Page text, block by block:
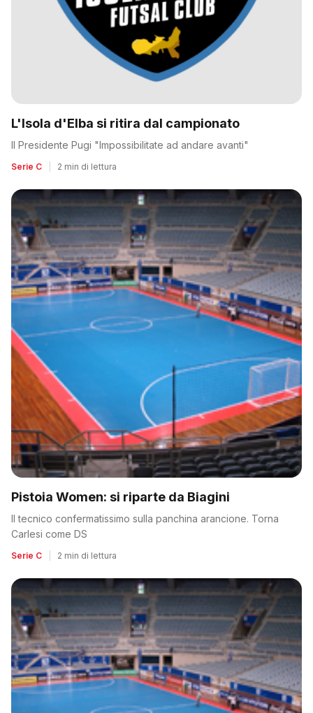
L'Isola d'Elba si ritira dal campionato
Il Presidente Pugi "Impossibilitate ad andare avanti"
Serie C 2 min di lettura
Pistoia Women: si riparte da Biagini
Il tecnico confermatissimo sulla panchina arancione. Torna
Carlesi come DS
Serie C 2 min di lettura